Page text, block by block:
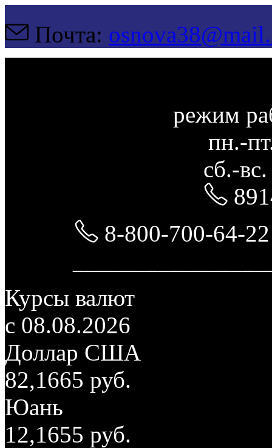
Почта:
режим
пн.-
сб.-
8-800-700-64-
Курсы валют
c 08.08.2026
Доллар США
82,1665 руб.
Юань
12,1655 руб.